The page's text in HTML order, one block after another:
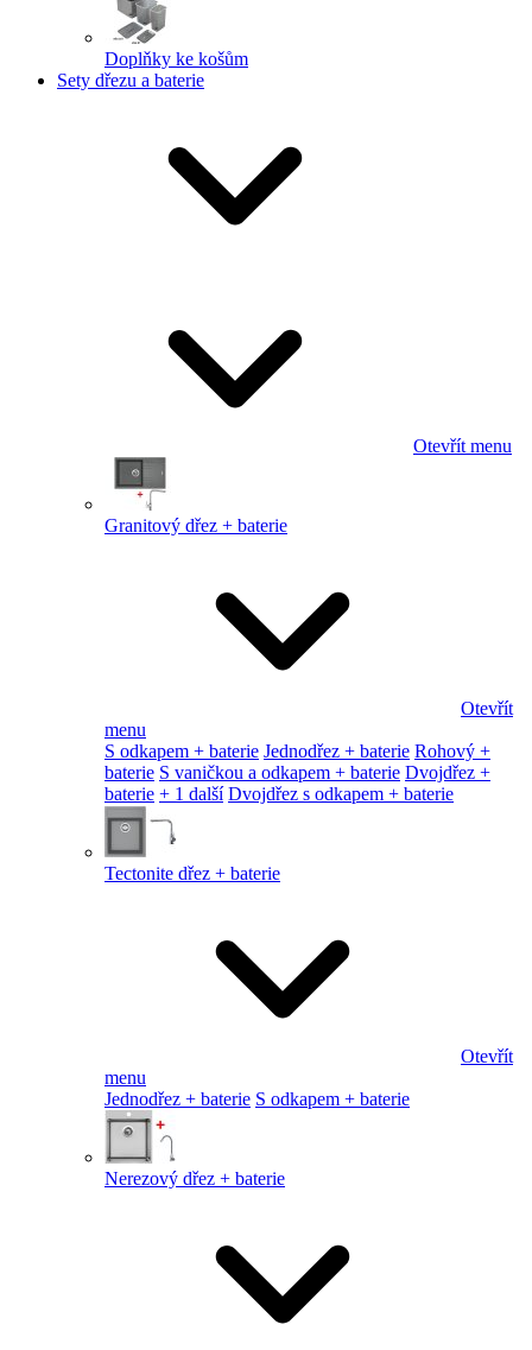
Doplňky ke košům
Sety dřezu a baterie
Otevřít menu
Granitový dřez + baterie
Otevřít
menu
S odkapem + baterie Jednodřez + baterie Rohový +
baterie S vaničkou a odkapem + baterie Dvojdřez +
baterie + 1 další Dvojdřez s odkapem + baterie
Tectonite dřez + baterie
Otevřít
menu
Jednodřez + baterie S odkapem + baterie
Nerezový dřez + baterie